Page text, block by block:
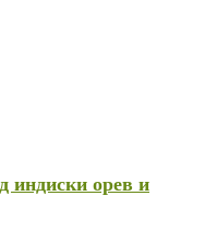
индиски орев и